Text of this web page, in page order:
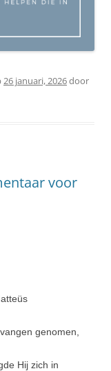
26 januari, 2026door
voor
genomen,
Hij zich in